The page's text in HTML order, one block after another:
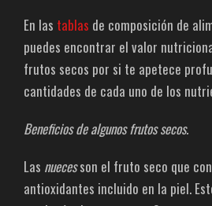
En las tablas de composición de
puedes encontrar el valor
frutos secos por si te apetece
cantidades de cada uno de los
Beneficios de algunos frutos secos.
Las nuecesson el fruto seco que
antioxidantes incluido en la piel.